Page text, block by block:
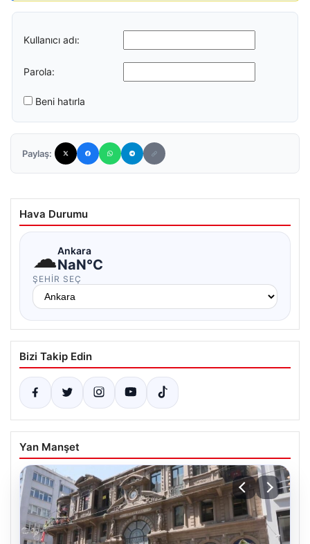
Kullanıcı adı:
Parola:
Beni hatırla
Paylaş:
Hava Durumu
☁Ankara
NaN°C
ŞEHIR SEÇ
Bizi Takip Edin
Yan Manşet